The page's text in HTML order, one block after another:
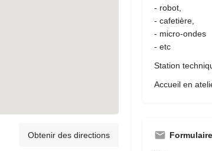
Obtenir des directions
- robot,
- cafetière,
- micro-ondes
- etc
Station
Accueil en